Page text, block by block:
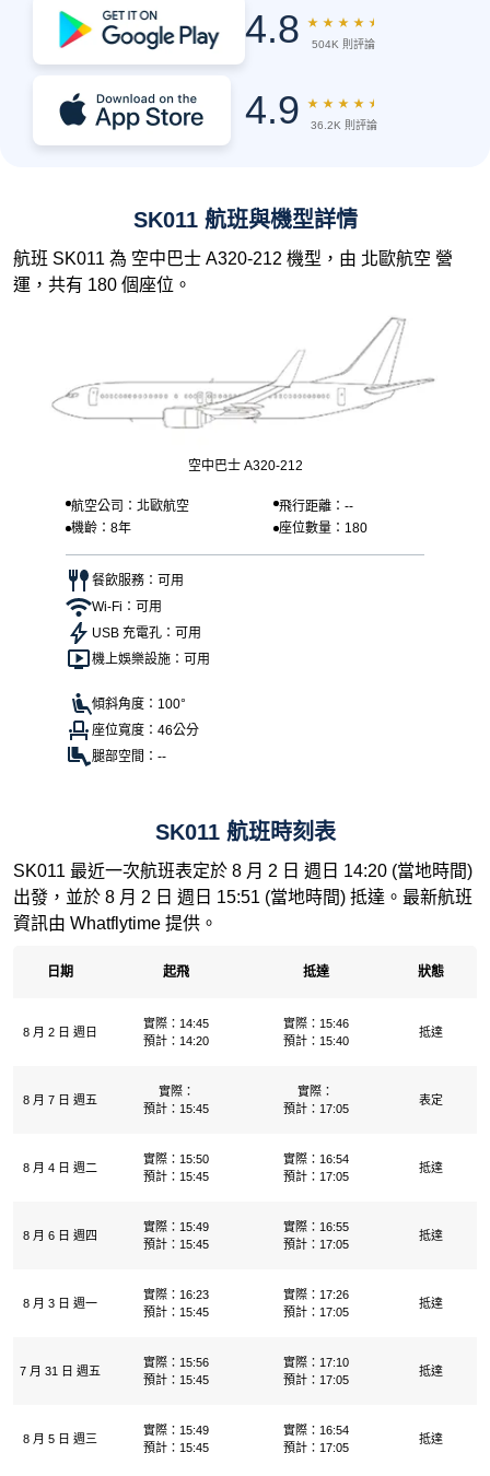
4.8 ★ ★ ★ ★ ★
504K 則評論
4.9 ★ ★ ★ ★ ★
36.2K 則評論
SK011 航班與機型詳情
航班 SK011 為 空中巴士 A320-212 機型，由 北歐航空 營
運，共有 180 個座位。
空中巴士 A320-212
航空公司：北歐航空
飛行距離：--
機齡：8年
座位數量：180
餐飲服務：可用
Wi-Fi：可用
USB 充電孔：可用
機上娛樂設施：可用
傾斜角度：100°
座位寬度：46公分
腿部空間：--
SK011 航班時刻表
SK011 最近一次航班表定於 8 月 2 日 週日 14:20 (當地時間)
出發，並於 8 月 2 日 週日 15:51 (當地時間) 抵達。最新航班
資訊由 Whatflytime 提供。
日期 起飛 抵達 狀態
8 月 2 日 週日
實際：14:45
預計：14:20
實際：15:46
預計：15:40
抵達
8 月 7 日 週五
實際：
預計：15:45
實際：
預計：17:05
表定
8 月 4 日 週二
實際：15:50
預計：15:45
實際：16:54
預計：17:05
抵達
8 月 6 日 週四
實際：15:49
預計：15:45
實際：16:55
預計：17:05
抵達
8 月 3 日 週一
實際：16:23
預計：15:45
實際：17:26
預計：17:05
抵達
7 月 31 日 週五
實際：15:56
預計：15:45
實際：17:10
預計：17:05
抵達
8 月 5 日 週三
實際：15:49
預計：15:45
實際：16:54
預計：17:05
抵達